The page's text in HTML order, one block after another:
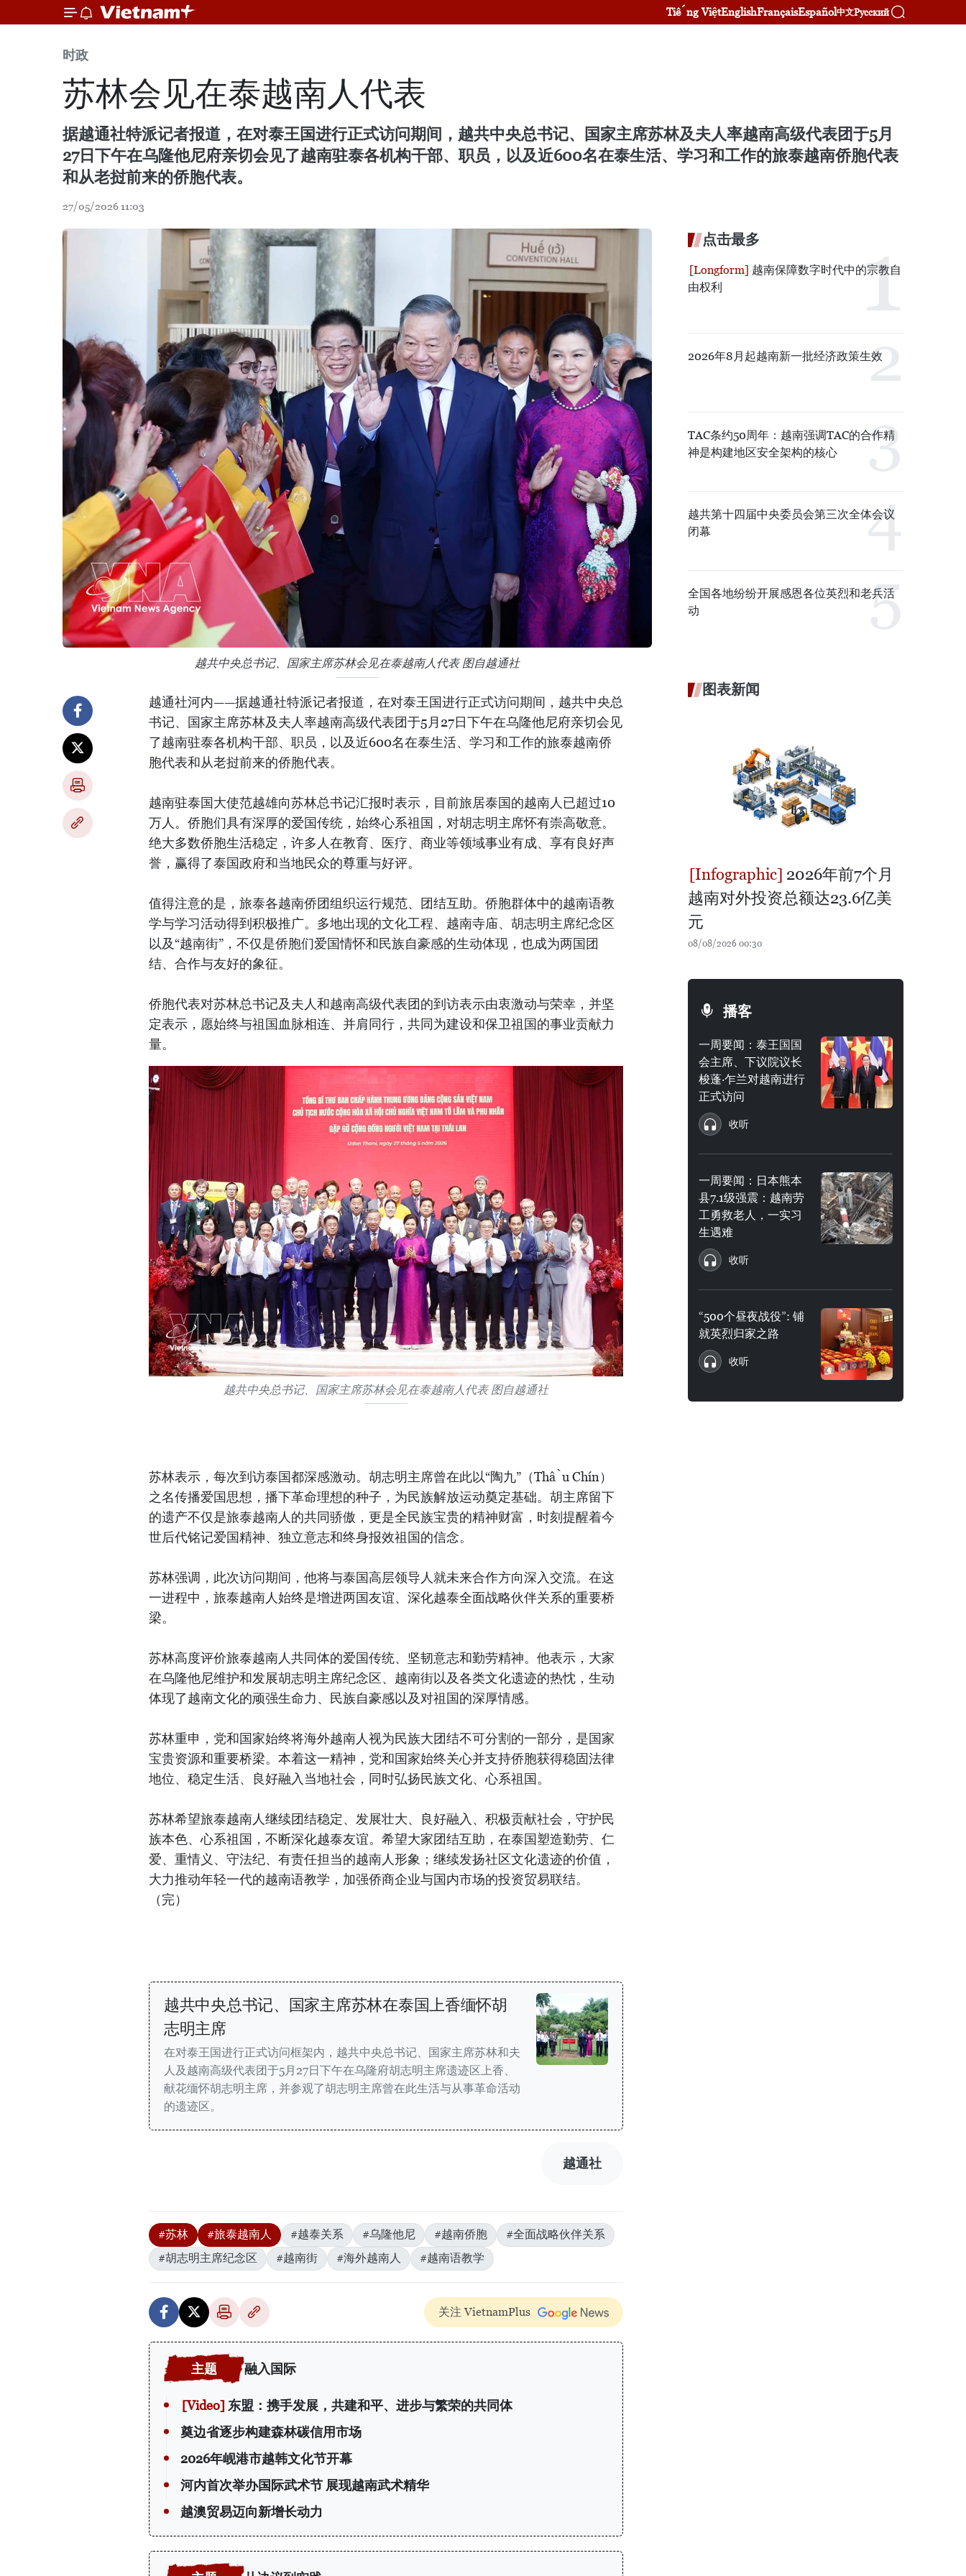
Tiếng ViệtEnglishFrançaisEspañol中文Русский
时政
苏林会见在泰越南人代表
据越通社特派记者报道，在对泰王国进行正式访问期间，越共中央总书记、国家主席苏林及夫人率越南高级代表团于5月
27日下午在乌隆他尼府亲切会见了越南驻泰各机构干部、职员，以及近600名在泰生活、学习和工作的旅泰越南侨胞代表
和从老挝前来的侨胞代表。
27/05/2026 11:03
越共中央总书记、国家主席苏林会见在泰越南人代表 图自越通社
越通社河内——据越通社特派记者报道，在对泰王国进行正式访问期间，越共中央总
书记、国家主席苏林及夫人率越南高级代表团于5月27日下午在乌隆他尼府亲切会见
了越南驻泰各机构干部、职员，以及近600名在泰生活、学习和工作的旅泰越南侨
胞代表和从老挝前来的侨胞代表。
越南驻泰国大使范越雄向苏林总书记汇报时表示，目前旅居泰国的越南人已超过10
万人。侨胞们具有深厚的爱国传统，始终心系祖国，对胡志明主席怀有崇高敬意。
绝大多数侨胞生活稳定，许多人在教育、医疗、商业等领域事业有成、享有良好声
誉，赢得了泰国政府和当地民众的尊重与好评。
值得注意的是，旅泰各越南侨团组织运行规范、团结互助。侨胞群体中的越南语教
学与学习活动得到积极推广。多地出现的文化工程、越南寺庙、胡志明主席纪念区
以及“越南街”，不仅是侨胞们爱国情怀和民族自豪感的生动体现，也成为两国团
结、合作与友好的象征。
侨胞代表对苏林总书记及夫人和越南高级代表团的到访表示由衷激动与荣幸，并坚
定表示，愿始终与祖国血脉相连、并肩同行，共同为建设和保卫祖国的事业贡献力
量。
越共中央总书记、国家主席苏林会见在泰越南人代表 图自越通社
苏林表示，每次到访泰国都深感激动。胡志明主席曾在此以“陶九”（Thầu Chín）
之名传播爱国思想，播下革命理想的种子，为民族解放运动奠定基础。胡主席留下
的遗产不仅是旅泰越南人的共同骄傲，更是全民族宝贵的精神财富，时刻提醒着今
世后代铭记爱国精神、独立意志和终身报效祖国的信念。
苏林强调，此次访问期间，他将与泰国高层领导人就未来合作方向深入交流。在这
一进程中，旅泰越南人始终是增进两国友谊、深化越泰全面战略伙伴关系的重要桥
梁。
苏林高度评价旅泰越南人共同体的爱国传统、坚韧意志和勤劳精神。他表示，大家
在乌隆他尼维护和发展胡志明主席纪念区、越南街以及各类文化遗迹的热忱，生动
体现了越南文化的顽强生命力、民族自豪感以及对祖国的深厚情感。
苏林重申，党和国家始终将海外越南人视为民族大团结不可分割的一部分，是国家
宝贵资源和重要桥梁。本着这一精神，党和国家始终关心并支持侨胞获得稳固法律
地位、稳定生活、良好融入当地社会，同时弘扬民族文化、心系祖国。
苏林希望旅泰越南人继续团结稳定、发展壮大、良好融入、积极贡献社会，守护民
族本色、心系祖国，不断深化越泰友谊。希望大家团结互助，在泰国塑造勤劳、仁
爱、重情义、守法纪、有责任担当的越南人形象；继续发扬社区文化遗迹的价值，
大力推动年轻一代的越南语教学，加强侨商企业与国内市场的投资贸易联结。
（完）
越共中央总书记、国家主席苏林在泰国上香缅怀胡
志明主席
在对泰王国进行正式访问框架内，越共中央总书记、国家主席苏林和夫
人及越南高级代表团于5月27日下午在乌隆府胡志明主席遗迹区上香、
献花缅怀胡志明主席，并参观了胡志明主席曾在此生活与从事革命活动
的遗迹区。
越通社
#苏林 #旅泰越南人 #越泰关系 #乌隆他尼 #越南侨胞
#全面战略伙伴关系
#胡志明主席纪念区
#越南街 #海外越南人 #越南语教学
关注 VietnamPlus
融入国际
东盟：携手发展，共建和平、进步与繁荣的共同体
奠边省逐步构建森林碳信用市场
2026年岘港市越韩文化节开幕
河内首次举办国际武术节 展现越南武术精华
越澳贸易迈向新增长动力
点击最多
越南保障数字时代中的宗教自
由权利
2026年8月起越南新一批经济政策生效
TAC条约50周年：越南强调TAC的合作精
神是构建地区安全架构的核心
越共第十四届中央委员会第三次全体会议
闭幕
全国各地纷纷开展感恩各位英烈和老兵活
动
图表新闻
2026年前7个月
越南对外投资总额达23.6亿美
元
08/08/2026 00:30
播客
一周要闻：泰王国国
会主席、下议院议长
梭蓬·乍兰对越南进行
正式访问
收听
一周要闻：日本熊本
县7.1级强震：越南劳
工勇救老人，一实习
生遇难
收听
“500个昼夜战役”: 铺
就英烈归家之路
收听